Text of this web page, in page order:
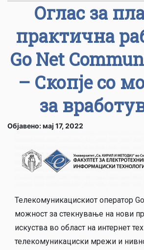
Оглас за
практична
Go Net
– Скопје со
за
Објавено: мај 17, 2022
Телекомуникацискиот оператор
можност за стекнување на нови
искуства во област на интернет
телекомуникациски мрежи и